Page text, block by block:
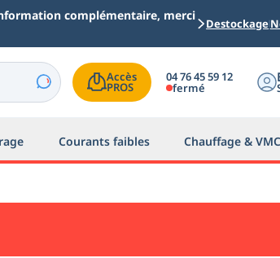
complémentaire, merci
Destockage
Accès
PROS
04 76 45 59 12
fermé
Courants faibles Chauffage & VMC